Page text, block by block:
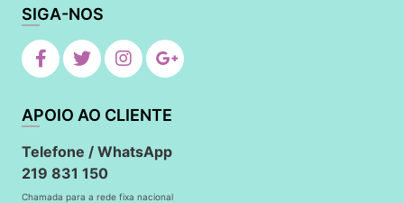
SIGA-NOS
APOIO AO CLIENTE
Telefone / WhatsApp
219 831 150
Chamada para a rede fixa nacional